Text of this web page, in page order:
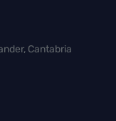
Cantabria